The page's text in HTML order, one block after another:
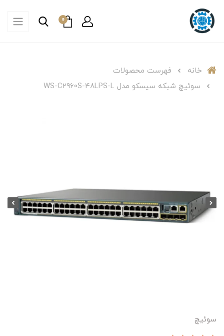
0
خانه
فهرست محصولات
سوئیچ شبکه سیسکو مدل WS-C2960S-48LPS-L
سوئیچ